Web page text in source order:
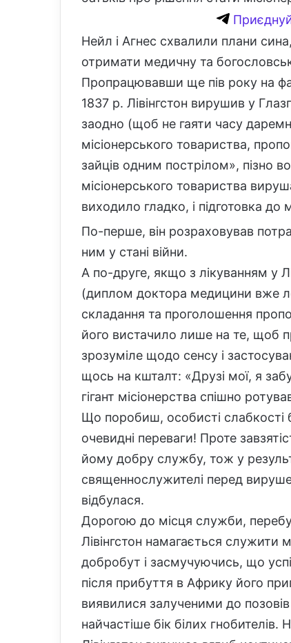
Нейл і Агнес схвалили плани
отримати медичну та
Пропрацювавши ще пів року на
1837 р. Лівінгстон вирушив у
заодно (щоб не гаяти часу
місіонерського товариства,
зайців одним пострілом», пізно
місіонерського товариства
виходило гладко, і підготовка
По-перше, він розраховував
ним у стані війни.
А по-друге, якщо з лікуванням у
(диплом доктора медицини вже
складання та проголошення
його вистачило лише на те, щоб
зрозуміле щодо сенсу і
щось на кшталт: «Друзі мої, я
гігант місіонерства спішно
Що поробиш, особисті слабкості
очевидні переваги! Проте
йому добру службу, тож у
священнослужителі перед
відбулася.
Дорогою до місця служби,
Лівінгстон намагається служити
добробут і засмучуючись, що
після прибуття в Африку його
виявилися залученими до
найчастіше бік білих